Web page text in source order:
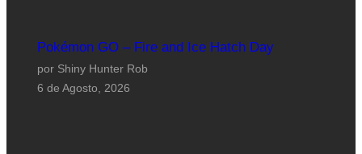
Pokémon GO – Fire and Ice Hatch Day
por Shiny Hunter Rob
6 de Agosto, 2026